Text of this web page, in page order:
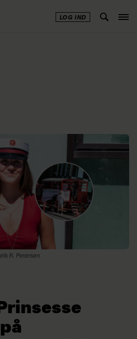
LOG IND
R. Petersen